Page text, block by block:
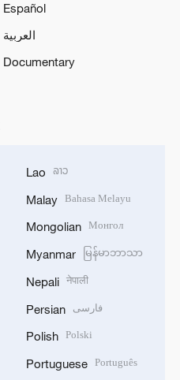
Español
العربية
Documentary
Lao ລາວ
Malay Bahasa Melayu
Mongolian Монгол
Myanmar မြန်မာဘာသာ
Nepali नेपाली
Persian فارسی
Polish Polski
Portuguese Português